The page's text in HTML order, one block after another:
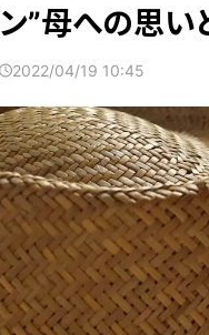
ン”母への思い
2022/04/19 10:45